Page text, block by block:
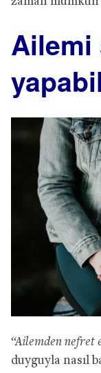
Ailemi
“Ailemden nefret
duyguyla nasıl